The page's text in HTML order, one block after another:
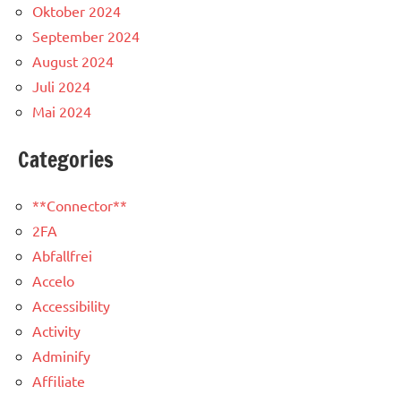
Oktober 2024
September 2024
August 2024
Juli 2024
Mai 2024
Categories
**Connector**
2FA
Abfallfrei
Accelo
Accessibility
Activity
Adminify
Affiliate